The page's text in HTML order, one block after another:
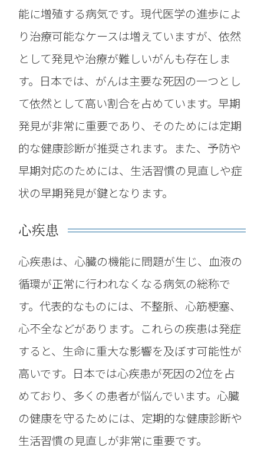
能に増殖する病気です。現代医学の進歩によ
り治療可能なケースは増えていますが、依然
として発見や治療が難しいがんも存在しま
す。日本では、がんは主要な死因の一つとし
て依然として高い割合を占めています。早期
発見が非常に重要であり、そのためには定期
的な健康診断が推奨されます。また、予防や
早期対応のためには、生活習慣の見直しや症
状の早期発見が鍵となります。
心疾患
心疾患は、心臓の機能に問題が生じ、血液の
循環が正常に行われなくなる病気の総称で
す。代表的なものには、不整脈、心筋梗塞、
心不全などがあります。これらの疾患は発症
すると、生命に重大な影響を及ぼす可能性が
高いです。日本では心疾患が死因の2位を占
めており、多くの患者が悩んでいます。心臓
の健康を守るためには、定期的な健康診断や
生活習慣の見直しが非常に重要です。